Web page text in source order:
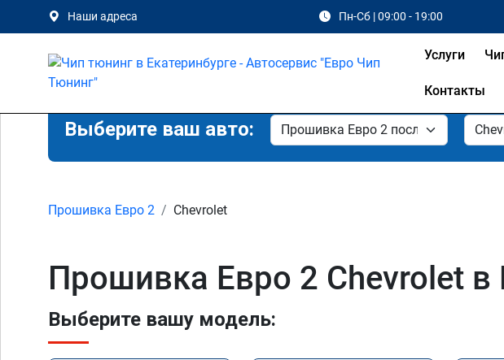
Наши адреса Пн-Сб | 09:00 - 19:00
Услуги
Контакты
Выберите ваш авто:
Прошивка Евро 2 Chevrolet
Прошивка Евро 2 Chevrolet в
Выберите вашу модель: